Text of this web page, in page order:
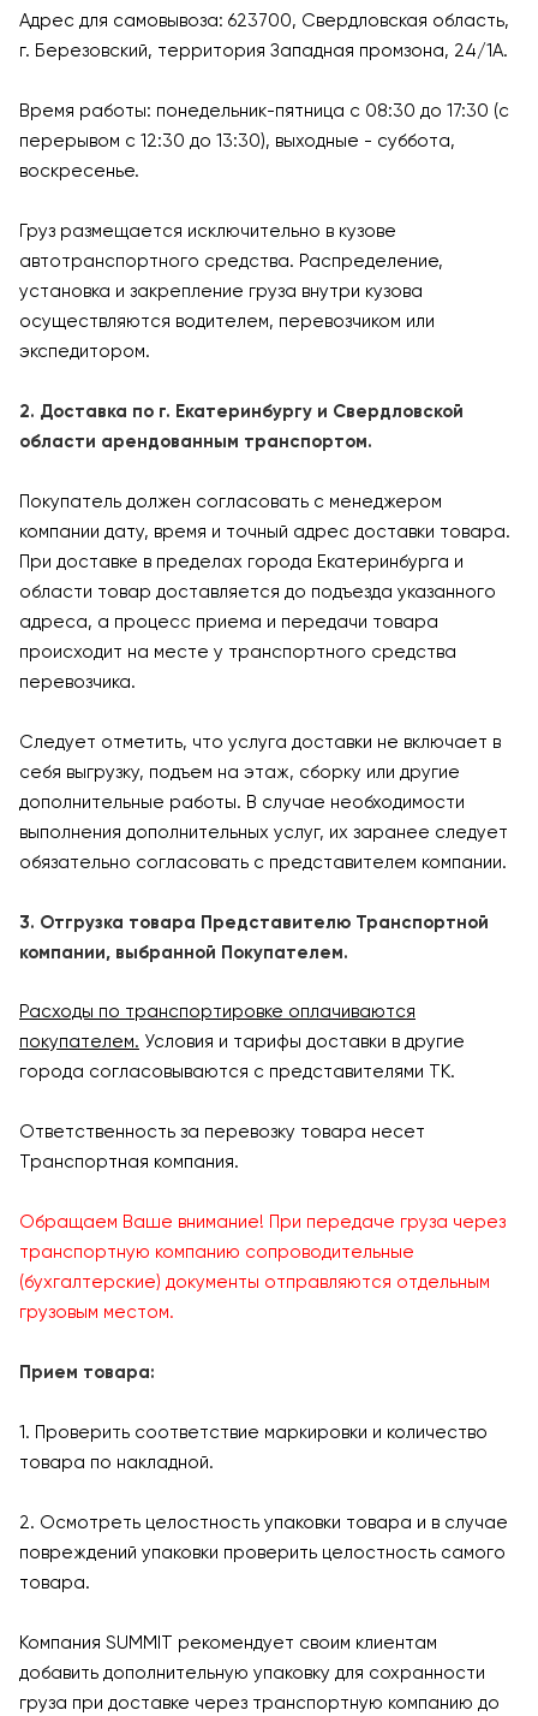
Адрес для самовывоза: 623700, Свердловская область,
г. Березовский, территория Западная промзона, 24/1А.
Время работы: понедельник-пятница с 08:30 до 17:30 (с
перерывом с 12:30 до 13:30), выходные - суббота,
воскресенье.
Груз размещается исключительно в кузове
автотранспортного средства. Распределение,
установка и закрепление груза внутри кузова
осуществляются водителем, перевозчиком или
экспедитором.
2. Доставка по г. Екатеринбургу и Свердловской
области арендованным транспортом.
Покупатель должен согласовать с менеджером
компании дату, время и точный адрес доставки товара.
При доставке в пределах города Екатеринбурга и
области товар доставляется до подъезда указанного
адреса, а процесс приема и передачи товара
происходит на месте у транспортного средства
перевозчика.
Следует отметить, что услуга доставки не включает в
себя выгрузку, подъем на этаж, сборку или другие
дополнительные работы. В случае необходимости
выполнения дополнительных услуг, их заранее следует
обязательно согласовать с представителем компании.
3. Отгрузка товара Представителю Транспортной
компании, выбранной Покупателем.
Расходы по транспортировке оплачиваются
покупателем. Условия и тарифы доставки в другие
города согласовываются с представителями ТК.
Ответственность за перевозку товара несет
Транспортная компания.
Обращаем Ваше внимание! При передаче груза через
транспортную компанию сопроводительные
(бухгалтерские) документы отправляются отдельным
грузовым местом.
Прием товара:
1. Проверить соответствие маркировки и количество
товара по накладной.
2. Осмотреть целостность упаковки товара и в случае
повреждений упаковки проверить целостность самого
товара.
Компания SUMMIT рекомендует своим клиентам
добавить дополнительную упаковку для сохранности
груза при доставке через транспортную компанию до